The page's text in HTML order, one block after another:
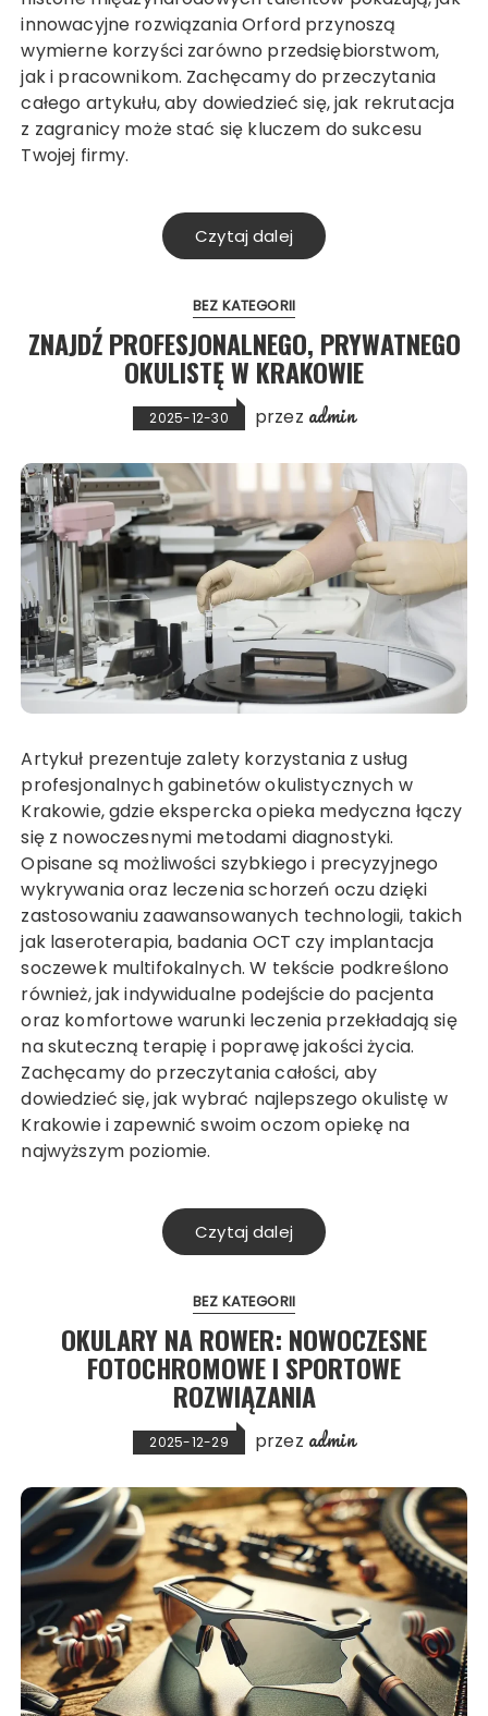
innowacyjne rozwiązania Orford przynoszą
wymierne korzyści zarówno przedsiębiorstwom,
jak i pracownikom. Zachęcamy do przeczytania
całego artykułu, aby dowiedzieć się, jak rekrutacja
z zagranicy może stać się kluczem do sukcesu
Twojej firmy.
Czytaj dalej
BEZ KATEGORII
ZNAJDŹ PROFESJONALNEGO, PRYWATNEGO
OKULISTĘ W KRAKOWIE
2025-12-30 przez admin
Artykuł prezentuje zalety korzystania z usług
profesjonalnych gabinetów okulistycznych w
Krakowie, gdzie ekspercka opieka medyczna łączy
się z nowoczesnymi metodami diagnostyki.
Opisane są możliwości szybkiego i precyzyjnego
wykrywania oraz leczenia schorzeń oczu dzięki
zastosowaniu zaawansowanych technologii, takich
jak laseroterapia, badania OCT czy implantacja
soczewek multifokalnych. W tekście podkreślono
również, jak indywidualne podejście do pacjenta
oraz komfortowe warunki leczenia przekładają się
na skuteczną terapię i poprawę jakości życia.
Zachęcamy do przeczytania całości, aby
dowiedzieć się, jak wybrać najlepszego okulistę w
Krakowie i zapewnić swoim oczom opiekę na
najwyższym poziomie.
Czytaj dalej
BEZ KATEGORII
OKULARY NA ROWER: NOWOCZESNE
FOTOCHROMOWE I SPORTOWE
ROZWIĄZANIA
2025-12-29 przez admin